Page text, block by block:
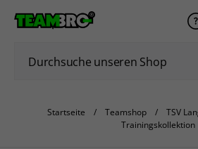
Startseite Teamshop
TSV
Trainingskollektion